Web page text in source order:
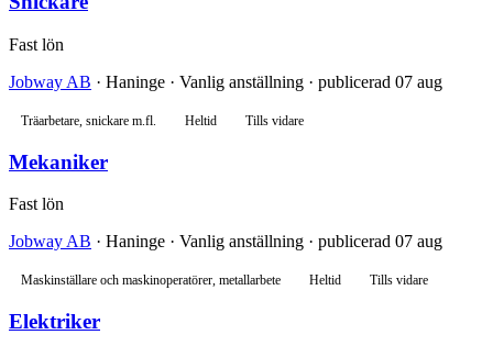
Fast lön
Jobway AB · Haninge · Vanlig anställning · publicerad 07 aug
Träarbetare, snickare m.fl. Heltid Tills vidare
Mekaniker
Fast lön
Jobway AB · Haninge · Vanlig anställning · publicerad 07 aug
Maskinställare och maskinoperatörer, metallarbete Heltid Tills vidare
Elektriker